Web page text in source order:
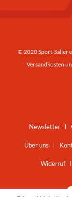
© 2020 Sport-Saller
Versandkosten
Newsletter
Über uns
Widerruf